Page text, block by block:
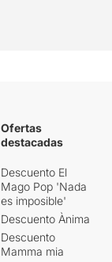
Ofertas
destacadas
Descuento El
Mago Pop 'Nada
es imposible'
Descuento Ànima
Descuento
Mamma mia